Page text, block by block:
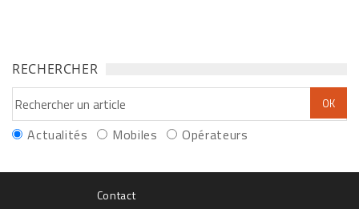
RECHERCHER
Actualités Mobiles Opérateurs
Contact